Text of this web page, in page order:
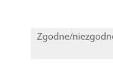
Zgodne/